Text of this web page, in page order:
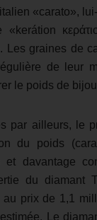
«carato»,
«kerátion
Les graines de
de leur
le poids de
par ailleurs, le
du poids
et davantage
du diamant
au prix de 1,1
Le